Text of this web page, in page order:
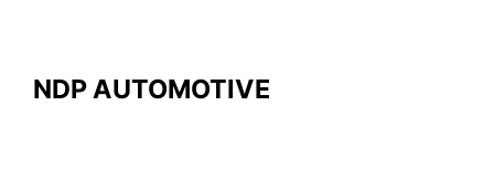
NDP AUTOMOTIVE